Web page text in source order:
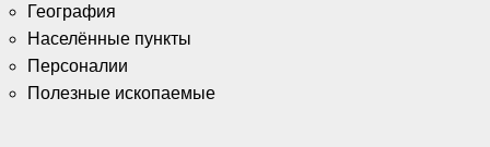
География
Населённые пункты
Персоналии
Полезные ископаемые